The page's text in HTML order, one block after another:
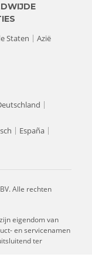
España
Staten
Azië
Alle rechten
eigendom van
en servicenamen
ter